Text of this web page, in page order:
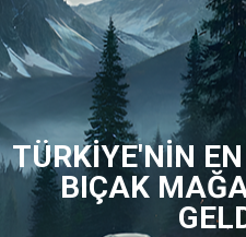
TÜRKİYE'NİN
BIÇAK